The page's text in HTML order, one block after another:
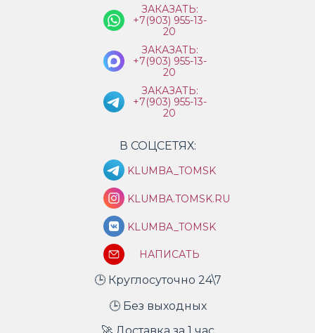
ЗАКАЗАТЬ:
+7(903) 955-13-
20
ЗАКАЗАТЬ:
+7(903) 955-13-
20
ЗАКАЗАТЬ:
+7(903) 955-13-
20
В СОЦСЕТЯХ:
KLUMBA_TOMSK
KLUMBA.TOMSK.RU
KLUMBA_TOMSK
НАПИСАТЬ
🕒 Круглосуточно 24\7
🕒 Без выходных